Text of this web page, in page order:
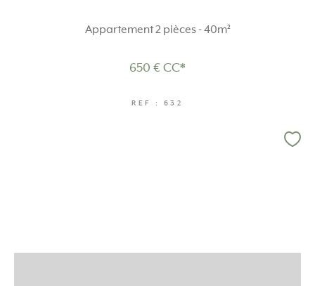
Appartement 2 pièces - 40m²
650 € CC*
REF : 632